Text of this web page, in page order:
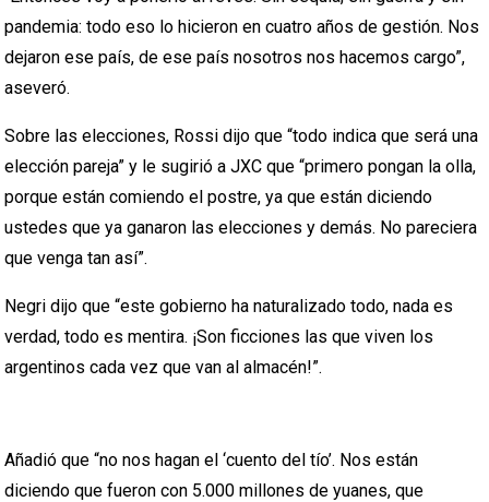
pandemia: todo eso lo hicieron en cuatro años de gestión. Nos
dejaron ese país, de ese país nosotros nos hacemos cargo”,
aseveró.
Sobre las elecciones, Rossi dijo que “todo indica que será una
elección pareja” y le sugirió a JXC que “primero pongan la olla,
porque están comiendo el postre, ya que están diciendo
ustedes que ya ganaron las elecciones y demás. No pareciera
que venga tan así”.
Negri dijo que “este gobierno ha naturalizado todo, nada es
verdad, todo es mentira. ¡Son ficciones las que viven los
argentinos cada vez que van al almacén!”.
Añadió que “no nos hagan el ‘cuento del tío’. Nos están
diciendo que fueron con 5.000 millones de yuanes, que